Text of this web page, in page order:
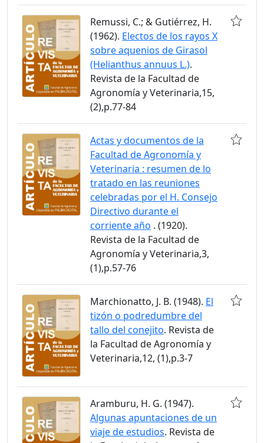
Remussi, C.; & Gutiérrez, H.
(1962). Electos de los rayos X
sobre aquenios de Girasol
(Helianthus annuus L.).
Revista de la Facultad de
Agronomía y Veterinaria,15,
(2),p.77-84
Actas y documentos de la
Facultad de Agronomía y
Veterinaria : resumen de lo
tratado en las reuniones
celebradas por el H. Consejo
Directivo durante el
corriente año . (1920).
Revista de la Facultad de
Agronomía y Veterinaria,3,
(1),p.57-76
Marchionatto, J. B. (1948). El
tizón o podredumbre del
tallo del conejito. Revista de
la Facultad de Agronomía y
Veterinaria,12, (1),p.3-7
Aramburu, H. G. (1947).
Algunas apuntaciones de un
viaje de estudios. Revista de